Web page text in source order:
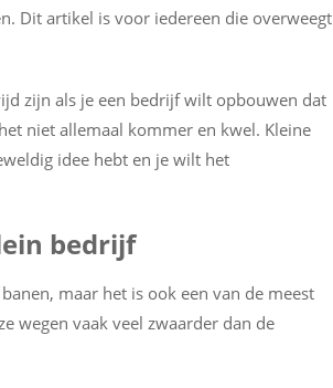
Dit artikel is voor iedereen die overweegt
zijn als je een bedrijf wilt opbouwen dat
niet allemaal kommer en kwel. Kleine
idee hebt en je wilt het
bedrijf
maar het is ook een van de meest
wegen vaak veel zwaarder dan de